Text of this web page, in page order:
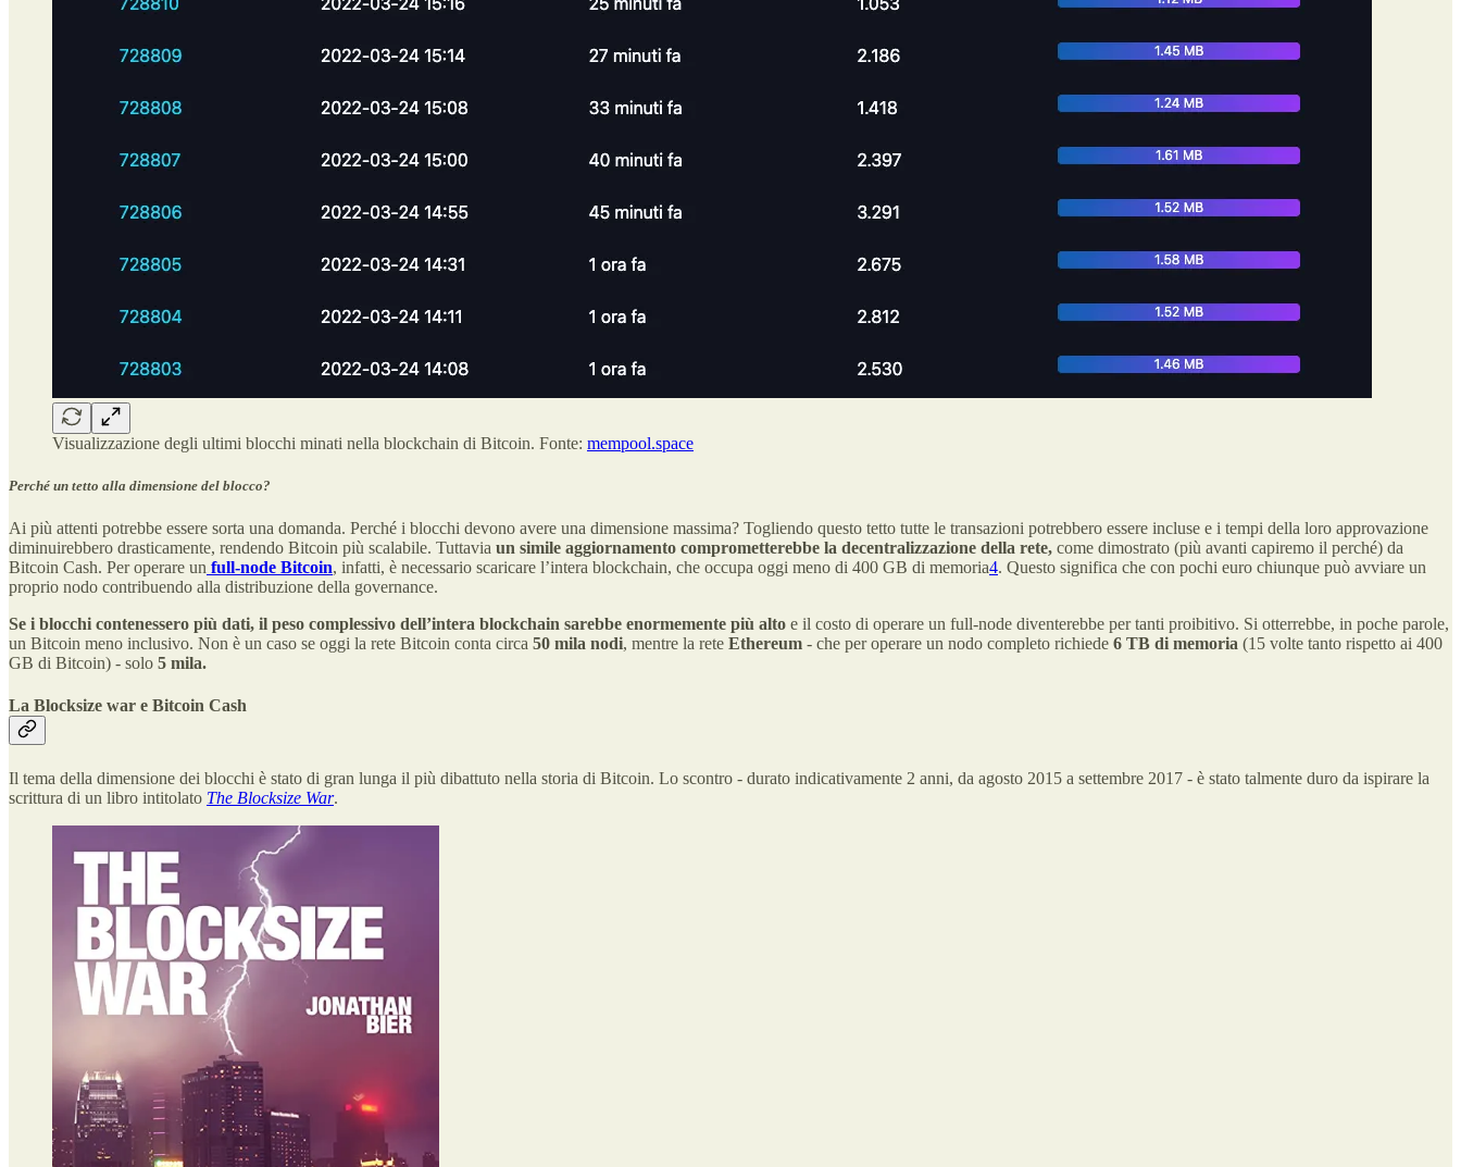
Visualizzazione degli ultimi blocchi minati nella blockchain di Bitcoin. Fonte: mempool.space
Perché un tetto alla dimensione del blocco?
Ai più attenti potrebbe essere sorta una domanda. Perché i blocchi devono avere una dimensione massima? Togliendo questo tetto tutte le transazioni potrebbero essere incluse e i tempi della loro approvazione
diminuirebbero drasticamente, rendendo Bitcoin più scalabile. Tuttavia un simile aggiornamento comprometterebbe la decentralizzazione della rete, come dimostrato (più avanti capiremo il perché) da
Bitcoin Cash. Per operare un full-node Bitcoin, infatti, è necessario scaricare l’intera blockchain, che occupa oggi meno di 400 GB di memoria4. Questo significa che con pochi euro chiunque può avviare un
proprio nodo contribuendo alla distribuzione della governance.
Se i blocchi contenessero più dati, il peso complessivo dell’intera blockchain sarebbe enormemente più alto e il costo di operare un full-node diventerebbe per tanti proibitivo. Si otterrebbe, in poche parole,
un Bitcoin meno inclusivo. Non è un caso se oggi la rete Bitcoin conta circa 50 mila nodi, mentre la rete Ethereum - che per operare un nodo completo richiede 6 TB di memoria (15 volte tanto rispetto ai 400
GB di Bitcoin) - solo 5 mila.
La Blocksize war e Bitcoin Cash
Il tema della dimensione dei blocchi è stato di gran lunga il più dibattuto nella storia di Bitcoin. Lo scontro - durato indicativamente 2 anni, da agosto 2015 a settembre 2017 - è stato talmente duro da ispirare la
scrittura di un libro intitolato The Blocksize War.